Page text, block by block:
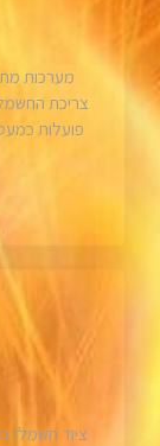
מערכות
פועלות
ציוד חשמלי